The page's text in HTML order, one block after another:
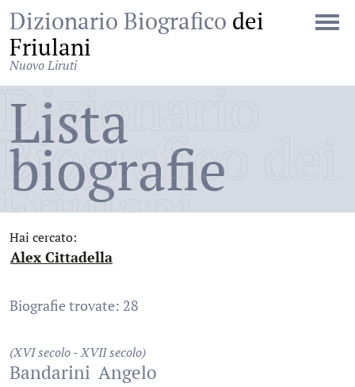
Dizionario Biografico dei
Friulani
Nuovo Liruti
Dizionario
Biografico dei
Friulani
Lista
biografie
Hai cercato:
Alex Cittadella
Biografie trovate: 28
(XVI secolo - XVII secolo)
Bandarini Angelo